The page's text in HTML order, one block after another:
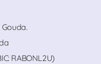
RABONL2U)